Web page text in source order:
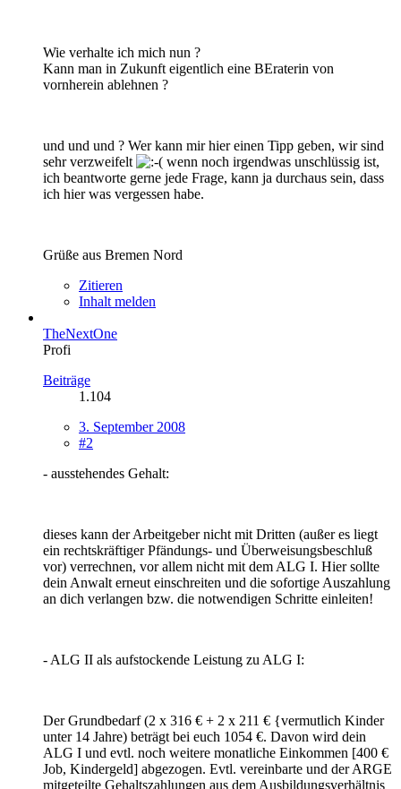
Wie verhalte ich mich nun ?
Kann man in Zukunft eigentlich eine BEraterin von
vornherein ablehnen ?
und und und ? Wer kann mir hier einen Tipp geben, wir sind
sehr verzweifelt
wenn noch irgendwas unschlüssig ist,
ich beantworte gerne jede Frage, kann ja durchaus sein, dass
ich hier was vergessen habe.
Grüße aus Bremen Nord
Zitieren
Inhalt melden
TheNextOne
Profi
Beiträge
1.104
3. September 2008
#2
- ausstehendes Gehalt:
dieses kann der Arbeitgeber nicht mit Dritten (außer es liegt
ein rechtskräftiger Pfändungs- und Überweisungsbeschluß
vor) verrechnen, vor allem nicht mit dem ALG I. Hier sollte
dein Anwalt erneut einschreiten und die sofortige Auszahlung
an dich verlangen bzw. die notwendigen Schritte einleiten!
- ALG II als aufstockende Leistung zu ALG I:
Der Grundbedarf (2 x 316 € + 2 x 211 € {vermutlich Kinder
unter 14 Jahre) beträgt bei euch 1054 €. Davon wird dein
ALG I und evtl. noch weitere monatliche Einkommen [400 €
Job, Kindergeld] abgezogen. Evtl. vereinbarte und der ARGE
mitgeteilte Gehaltszahlungen aus dem Ausbildungsverhältnis